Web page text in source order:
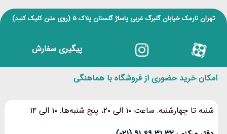
تهران نارمک خیابان گلبرگ غربی پاساژ گلستان پلاک ۵ (روی متن کلیک کنید)
پیگیری سفارش
امکان خرید حضوری از فروشگاه با هماهنگی
شنبه تا چهارشنبه: ساعت ۱۰ الی ۲۰، پنج شنبه‌ها: ۱۰ الی ۱۴